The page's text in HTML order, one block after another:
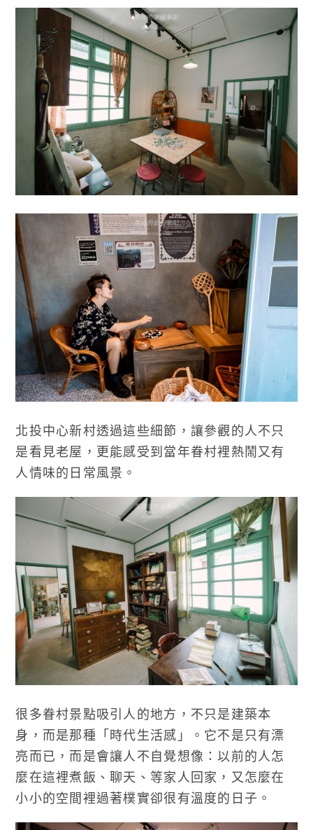
北投中心新村透過這些細節，讓參觀的人不只
是看見老屋，更能感受到當年眷村裡熱鬧又有
人情味的日常風景。
很多眷村景點吸引人的地方，不只是建築本
身，而是那種「時代生活感」。它不是只有漂
亮而已，而是會讓人不自覺想像：以前的人怎
麼在這裡煮飯、聊天、等家人回家，又怎麼在
小小的空間裡過著樸實卻很有溫度的日子。